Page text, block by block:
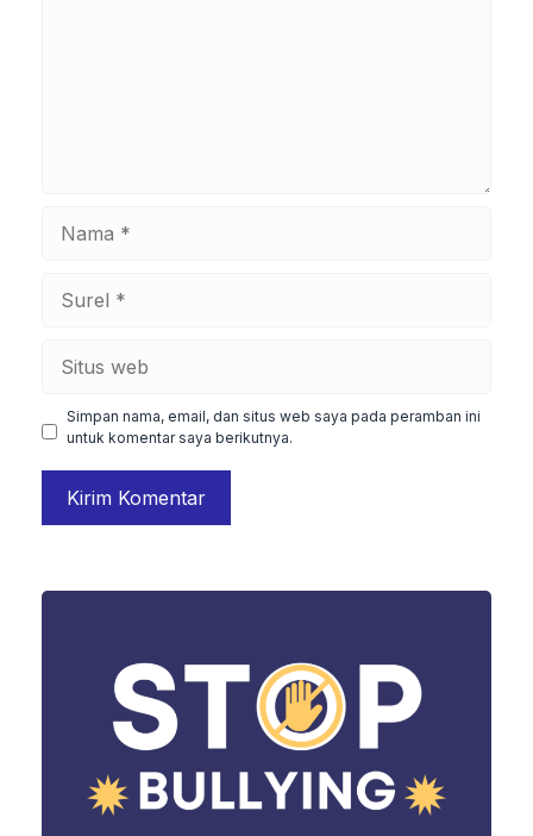
Simpan nama, email, dan situs web saya pada peramban ini
untuk komentar saya berikutnya.